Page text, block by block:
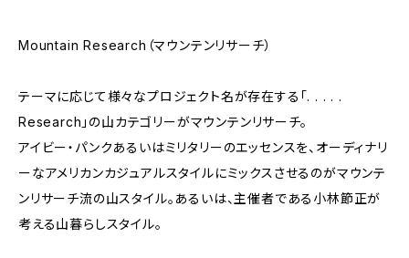
Mountain Research（マウンテンリサーチ）
テーマに応じて様々なプロジェクト名が存在する「. . . . .
Research」の山カテゴリーがマウンテンリサーチ。
アイビー・パンクあるいはミリタリーのエッセンスを、オーディナリ
ーなアメリカンカジュアルスタイルにミックスさせるのがマウンテ
ンリサーチ流の山スタイル。あるいは、主催者である小林節正が
考える山暮らしスタイル。